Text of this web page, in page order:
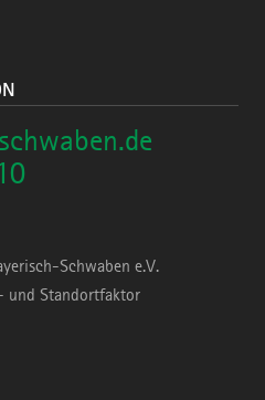
Schwaben e.V.
und Standortfaktor